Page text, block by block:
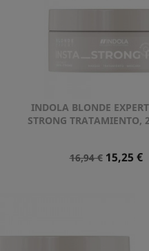
INDOLA BLONDE
STRONG TRATAMIENTO,
Precio
16,94 € Precio
15,25 €
Vista rápida